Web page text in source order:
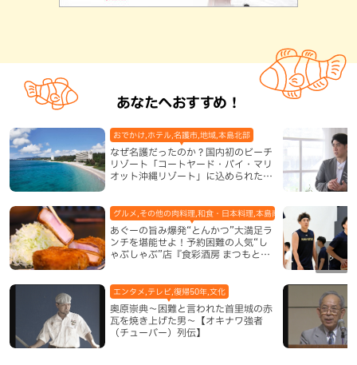
あなたへおすすめ！
なぜ名護だったのか？国内初のビーチ
リゾート「コートヤード・バイ・マリ
オット沖縄リゾート」に込められた想
おでかけ,ホテル,名護市,地域,本島北部
あぐーの旨み爆発“とんかつ”大満足ラ
ンチを堪能せよ！予約困難の人気“し
ゃぶしゃぶ”店『食彩酒房 まつもと』
グルメ,その他の肉料理,和食・日本料理,本島南部,那覇市
奥原崇典～困難と言われた首里城の赤
瓦を焼き上げた男～【オキナワ強者
（チューバー）列伝】
エンタメ,テレビ,復帰50年,文化